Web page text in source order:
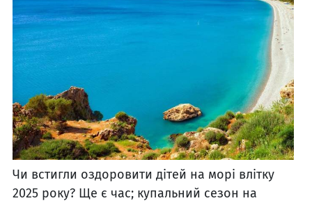
Чи встигли оздоровити дітей на морі влітку
2025 року? Ще є час; купальний сезон на